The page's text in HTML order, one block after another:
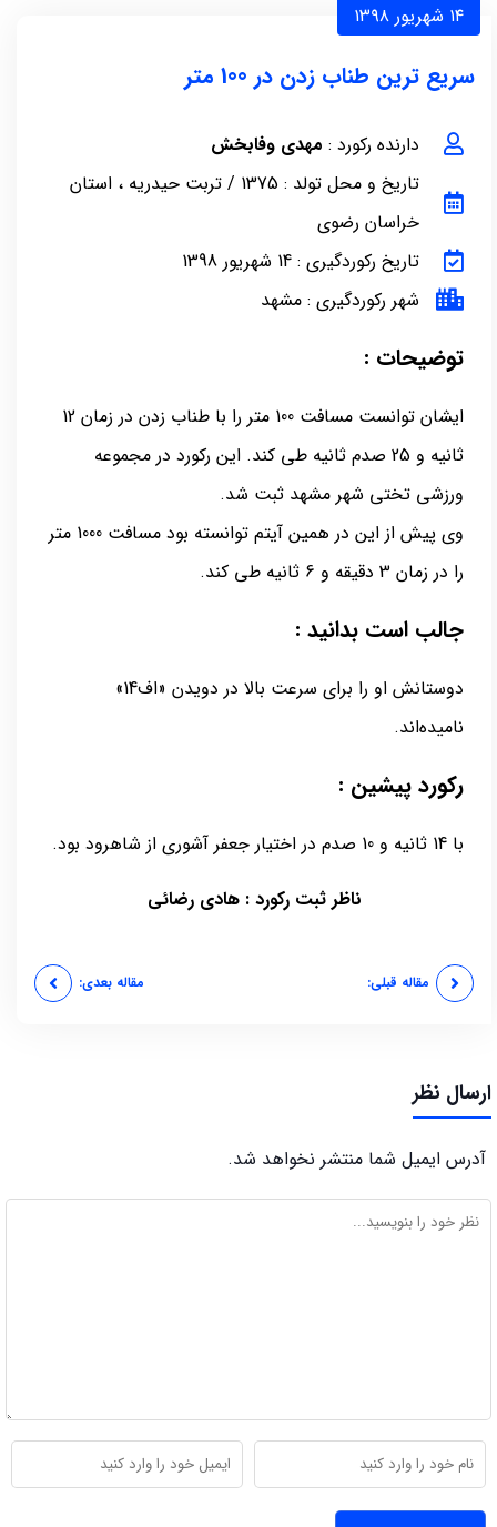
۱۴ شهریور ۱۳۹۸
سریع ترین طناب زدن در 100 متر
دارنده رکورد : مهدی وفا‌بخش
تاریخ و محل تولد : 1375 / تربت حیدریه ، استان
خراسان رضوی
تاریخ رکوردگیری : 14 شهریور 1398
شهر رکوردگیری : مشهد
توضیحات :
ایشان توانست مسافت 100 متر را با طناب زدن در زمان 12
ثانیه و 25 صدم ثانیه طی کند. این رکورد در مجموعه
ورزشی تختی شهر مشهد ثبت شد.
وی پیش از این در همین آیتم توانسته بود مسافت 1000 متر
را در زمان 3 دقیقه و 6 ثانیه طی کند.
جالب است بدانید :
دوستانش او را برای سرعت بالا در دویدن «اف14»
نامیده‌اند.
رکورد پیشین :
با 14 ثانیه و 10 صدم در اختیار جعفر آشوری از شاهرود بود.
ناظر ثبت رکورد : هادی رضائی
مقاله قبلی: مقاله بعدی:
ارسال نظر
آدرس ایمیل شما منتشر نخواهد شد.